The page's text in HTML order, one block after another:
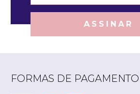
ASSINAR
FORMAS DE PAGAMENTO